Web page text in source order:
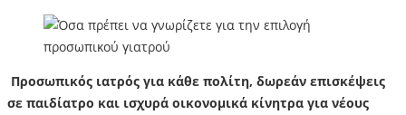
Προσωπικός ιατρός για κάθε πολίτη, δωρεάν επισκέψεις
σε παιδίατρο και ισχυρά οικονομικά κίνητρα για νέους